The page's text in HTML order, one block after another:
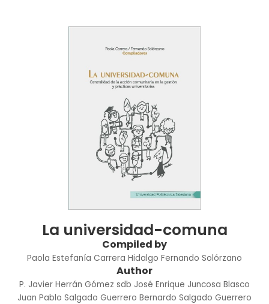
La universidad-comuna
Compiled by
Paola Estefanía Carrera Hidalgo Fernando Solórzano
Author
P. Javier Herrán Gómez sdb José Enrique Juncosa Blasco
Juan Pablo Salgado Guerrero Bernardo Salgado Guerrero